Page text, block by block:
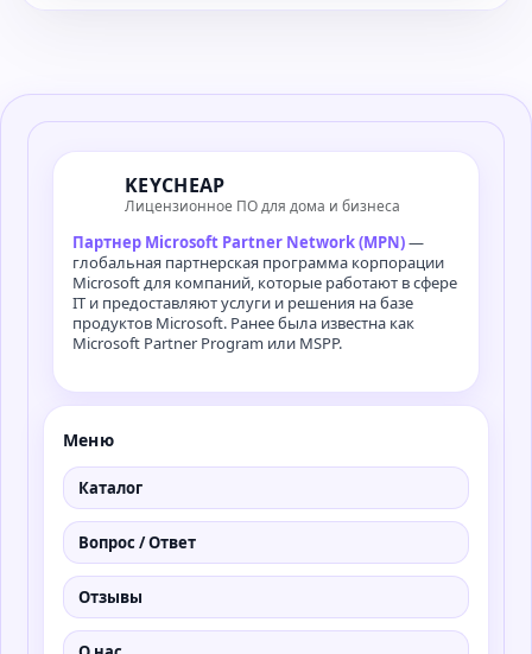
KEYCHEAP
Лицензионное ПО для дома и бизнеса
Партнер Microsoft Partner Network (MPN)—
глобальная партнерская программа корпорации
Microsoft для компаний, которые работают в сфере
IT и предоставляют услуги и решения на базе
продуктов Microsoft. Ранее была известна как
Microsoft Partner Program или MSPP.
Меню
Каталог
Вопрос / Ответ
Отзывы